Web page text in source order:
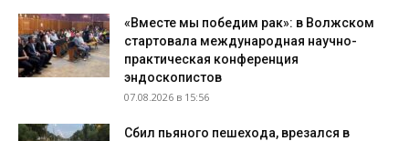
«Вместе мы победим рак»: в Волжском
стартовала международная научно-
практическая конференция
эндоскопистов
07.08.2026 в 15:56
Сбил пьяного пешехода, врезался в